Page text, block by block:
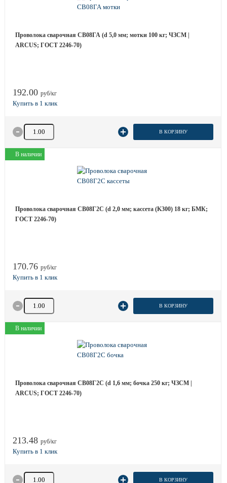
Проволока сварочная СВ08ГА (d 5,0 мм; мотки 100 кг; ЧЗСМ |
ARCUS; ГОСТ 2246-70)
192.00 руб/кг
Количество товара В КОРЗИНУ
В наличии
Проволока сварочная СВ08Г2С (d 2,0 мм; кассета (K300) 18 кг; БМК;
ГОСТ 2246-70)
170.76 руб/кг
Количество товара В КОРЗИНУ
В наличии
Проволока сварочная СВ08Г2С (d 1,6 мм; бочка 250 кг; ЧЗСМ |
ARCUS; ГОСТ 2246-70)
213.48 руб/кг
Количество товара В КОРЗИНУ